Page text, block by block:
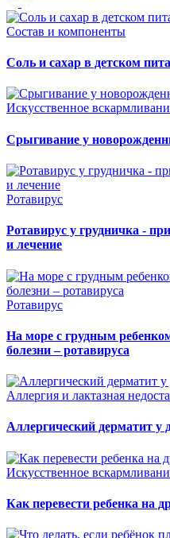
Состав и компоненты
Соль и сахар в детском
Искусственное
Срыгивание у
Ротавирус
Ротавирус у грудничка -
и лечение
Ротавирус
На море с грудным
болезни – ротавируса
Аллергия и лактазная
Аллергический дерматит у
Искусственное
Как перевести ребенка на